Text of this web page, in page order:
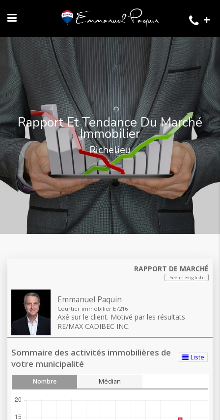
+
Rapport Et Tendance Du Marché
Immobilier
Richelieu